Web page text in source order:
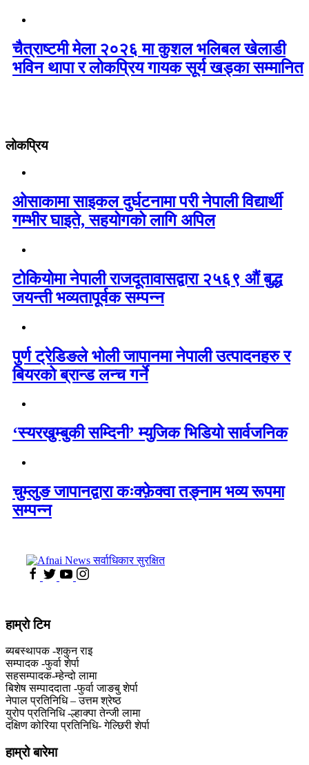
चैत्राष्टमी मेला २०२६ मा कुशल भलिबल खेलाडी
भविन थापा र लोकप्रिय गायक सूर्य खड्का सम्मानित
लोकप्रिय
ओसाकामा साइकल दुर्घटनामा परी नेपाली विद्यार्थी
गम्भीर घाइते, सहयोगको लागि अपिल
टोकियोमा नेपाली राजदूतावासद्वारा २५६९ औं बुद्ध
जयन्ती भव्यतापूर्वक सम्पन्न
पुर्ण ट्रेडिङले भोली जापानमा नेपाली उत्पादनहरु र
बियरको ब्रान्ड लन्च गर्ने
‘स्यरखुम्बुकी सम्दिनी’ म्युजिक भिडियो सार्वजनिक
चुम्लुङ जापानद्वारा कःक्फ़ेक्वा तङ्नाम भव्य रूपमा
सम्पन्न
हाम्राे टिम
ब्यबस्थापक -शकुन राइ
सम्पादक -फुर्वा शेर्पा
सहसम्पादक-म्हेन्दो लामा
‍बिशेष सम्पाददाता -फुर्वा जा‌ङबु शेर्पा
नेपाल प्रतिनिधि – उत्तम श्रेष्ठ
युरोप प्रतिनिधि -ल्हाक्पा तेन्जी लामा
दक्षिण कोरिया प्रतिनिधि- गेल्छिरी शेर्पा
हाम्रो बारेमा